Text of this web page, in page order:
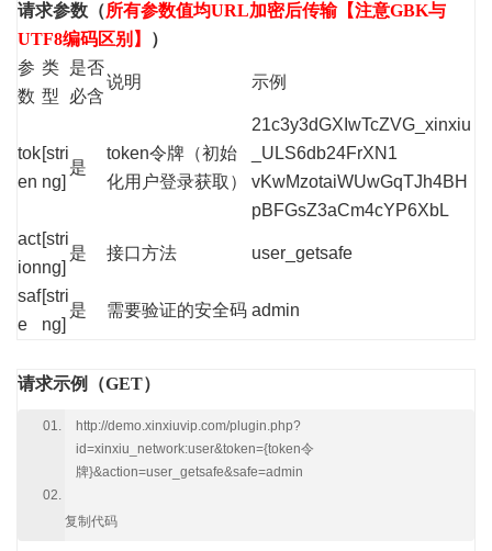
请求参数（所有参数值均URL加密后传输【注意GBK与
UTF8编码区别】
）
参
数
类
型
是否
必含
说明 示例
tok
en
[stri
ng]
是
token令牌（初始
化用户登录获取）
21c3y3dGXIwTcZVG_xinxiu
_ULS6db24FrXN1
vKwMzotaiWUwGqTJh4BH
pBFGsZ3aCm4cYP6XbL
act
ion
[stri
ng]
是 接口方法 user_getsafe
saf
e
[stri
ng]
是 需要验证的安全码 admin
请求示例（GET）
http://demo.xinxiuvip.com/plugin.php?
id=xinxiu_network:user&token={token令
牌}&action=user_getsafe&safe=admin
复制代码